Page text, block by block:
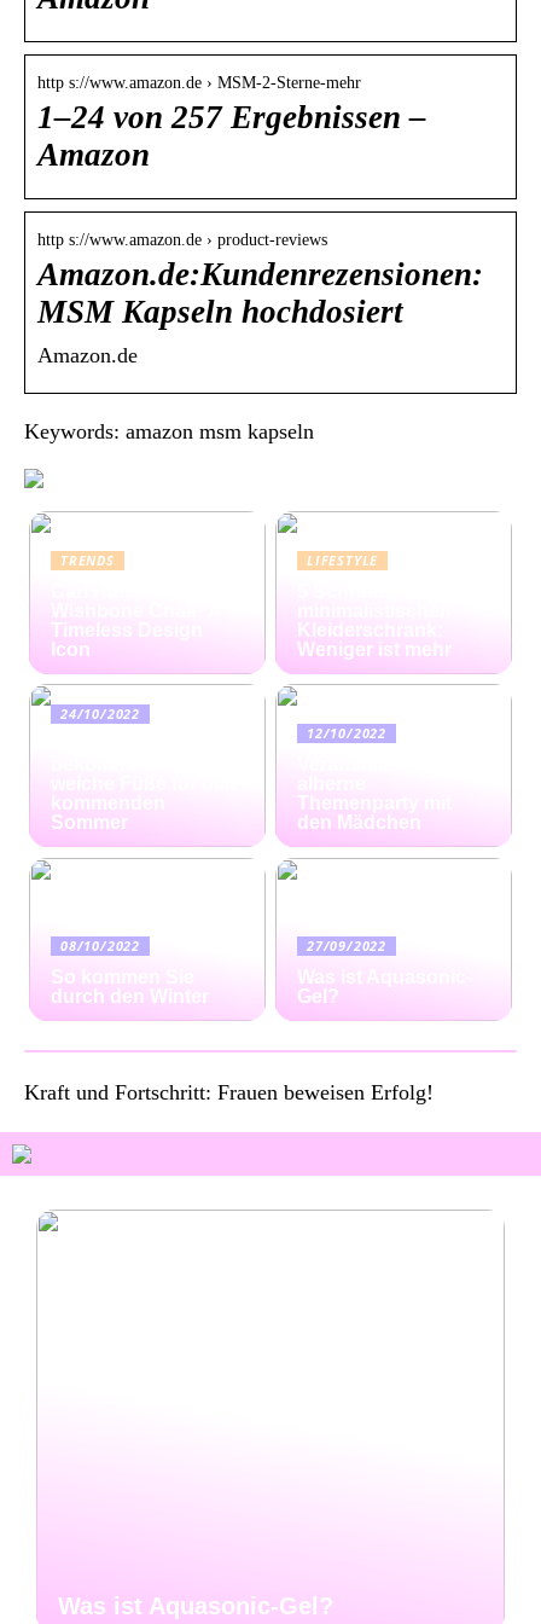
http s://www.amazon.de › MSM-2-Sterne-mehr
1–24 von 257 Ergebnissen –
Amazon
http s://www.amazon.de › product-reviews
Amazon.de:Kundenrezensionen:
MSM Kapseln hochdosiert
Amazon.de
Keywords: amazon msm kapseln
TRENDS
Timeless Design
Icon
LIFESTYLE
Kleiderschrank:
Weniger ist mehr
24/10/2022
kommenden
Sommer
12/10/2022
Themenparty mit
den Mädchen
08/10/2022
So kommen Sie
durch den Winter
27/09/2022
Was ist Aquasonic-
Gel?
Kraft und Fortschritt: Frauen beweisen Erfolg!
Was ist Aquasonic-Gel?